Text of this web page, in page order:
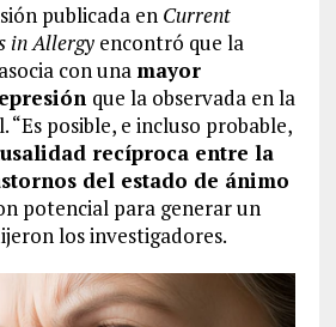
publicada en Current
in Allergyencontró que la
con una mayor
que la observada en la
“Es posible, e incluso probable,
recíproca entre la
del estado de ánimo
potencial para generar un
los investigadores.